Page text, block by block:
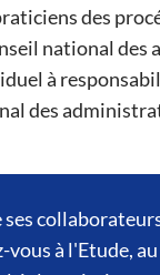
des
national
à
des
ses
vous à l'Etude,